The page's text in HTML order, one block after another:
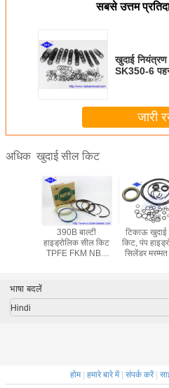
सबसे उत्तम
खुदाई
SK350-6
जारी
अधिक खुदाई सील किट
390B बाल्टी
हाइड्रोलिक सील किट
TPFE FKM NBR
टिकाऊ खुदाई
किट, पंप
सिलेंडर
भाषा बदलें
Hindi
होम| हमारे बारे में| संपर्क करें|